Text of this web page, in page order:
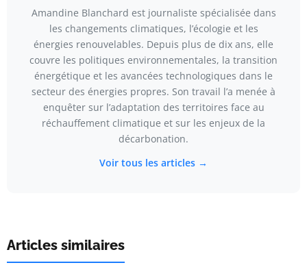
Amandine Blanchard est journaliste spécialisée dans
les changements climatiques, l’écologie et les
énergies renouvelables. Depuis plus de dix ans, elle
couvre les politiques environnementales, la transition
énergétique et les avancées technologiques dans le
secteur des énergies propres. Son travail l’a menée à
enquêter sur l’adaptation des territoires face au
réchauffement climatique et sur les enjeux de la
décarbonation.
Voir tous les articles →
Articles similaires